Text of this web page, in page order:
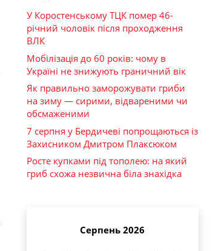
У Коростенському ТЦК помер 46-
річний чоловік після проходження
ВЛК
Мобілізація до 60 років: чому в
Україні не знижують граничний вік
Як правильно заморожувати гриби
на зиму — сирими, відвареними чи
обсмаженими
7 серпня у Бердичеві попрощаються із
Захисником Дмитром Плаксюком
Росте купками під тополею: на який
гриб схожа незвична біла знахідка
Серпень 2026